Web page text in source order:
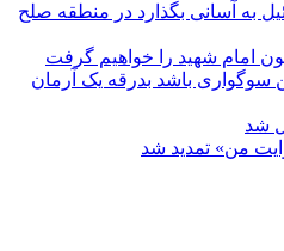
به آسانی بگذارد در منطقه صلح
امام شهید را خواهیم گرفت
سوگواری باشد بدرقه یک آرمان
شد
من» تمدید شد